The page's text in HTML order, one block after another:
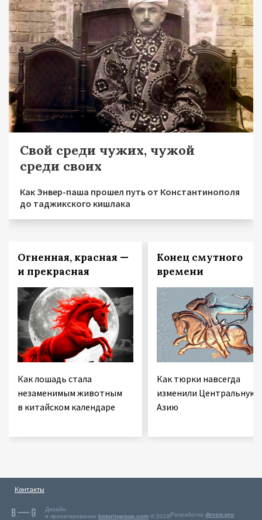
Свой среди чужих, чужой
среди своих
Как Энвер-паша прошел путь от Константинополя
до таджикского кишлака
Огненная, красная —
и прекрасная
Как лошадь стала
незаменимым животным
в китайском календаре
Конец смутного
времени
Как тюрки навсегда
изменили Центральную
Азию
Контакты
Дизайн
и проектирование baturingroup.com © 2018Разработка devep.pro